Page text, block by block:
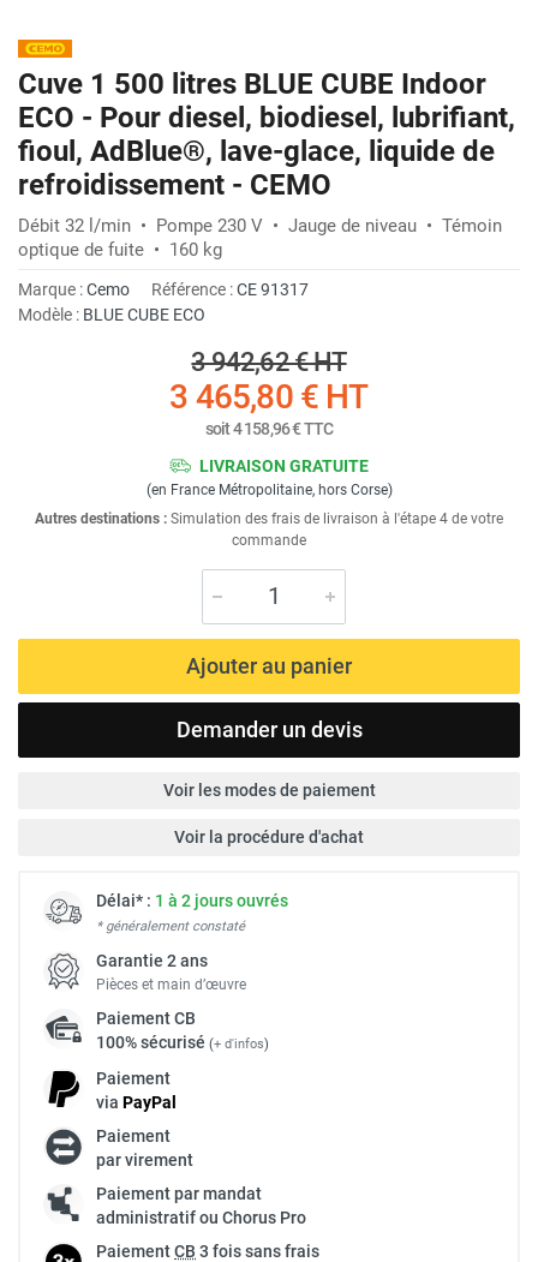
Cuve 1 500 litres BLUE CUBE Indoor
ECO - Pour diesel, biodiesel, lubrifiant,
fioul, AdBlue®, lave-glace, liquide de
refroidissement - CEMO
Débit 32 l/min • Pompe 230 V • Jauge de niveau • Témoin
optique de fuite • 160 kg
Marque :Cemo Référence :CE 91317
Modèle : BLUE CUBE ECO
3 942,62 €HT
3 465,80 € HT
soit4 158,96 €TTC
LIVRAISON GRATUITE
(en France Métropolitaine, hors Corse)
Autres destinations : Simulation des frais de livraison à l'étape 4 de votre
commande
Ajouter au panier
Demander un devis
Voir les modes de paiement
Voir la procédure d'achat
Délai* : 1 à 2 jours ouvrés
* généralement constaté
Garantie 2 ans
Pièces et main d’œuvre
PaiementCB
100% sécurisé (+ d'infos)
Paiement
via PayPal
Paiement
par virement
Paiement par mandat
administratif ou Chorus Pro
PaiementCB 3 fois sans frais